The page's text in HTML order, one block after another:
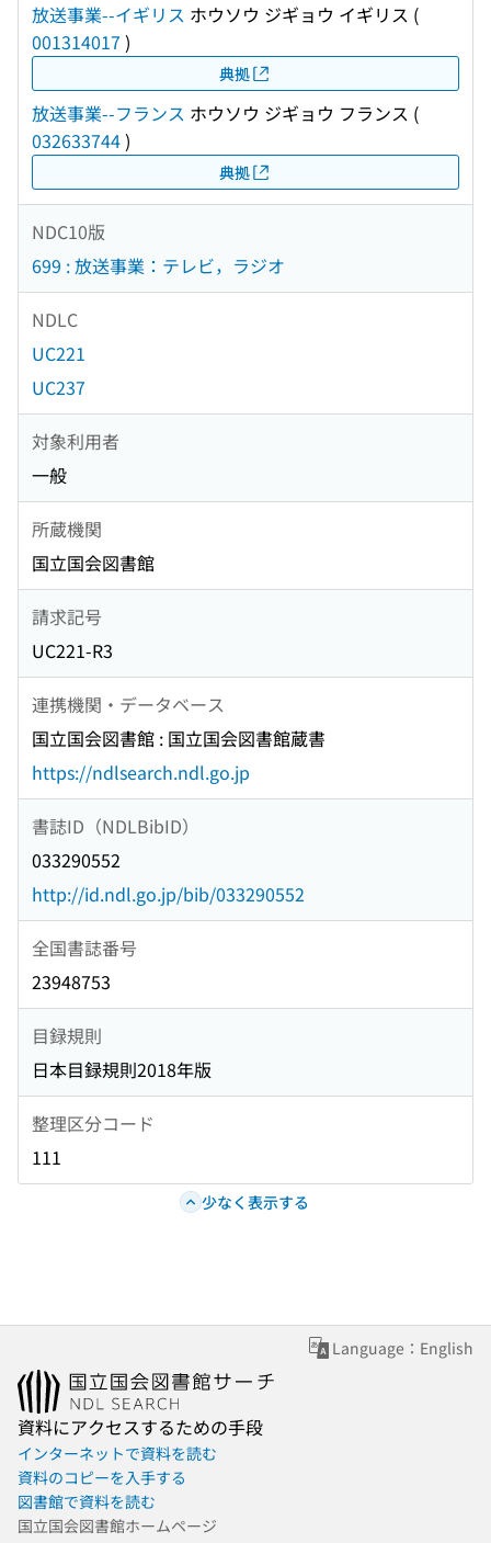
放送事業--イギリス ホウソウ ジギョウ イギリス (
001314017 )
典拠
放送事業--フランス ホウソウ ジギョウ フランス (
032633744)
典拠
NDC10版
699 : 放送事業：テレビ，ラジオ
NDLC
UC221
UC237
対象利用者
一般
所蔵機関
国立国会図書館
請求記号
UC221-R3
連携機関・データベース
国立国会図書館 : 国立国会図書館蔵書
https://ndlsearch.ndl.go.jp
書誌ID（NDLBibID）
033290552
http://id.ndl.go.jp/bib/033290552
全国書誌番号
23948753
目録規則
日本目録規則2018年版
整理区分コード
111
少なく表示する
Language：English
資料にアクセスするための手段
インターネットで資料を読む
資料のコピーを入手する
図書館で資料を読む
国立国会図書館ホームページ